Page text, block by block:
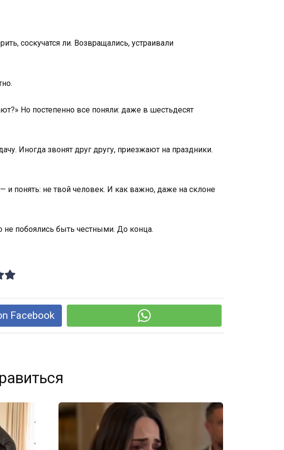
соскучатся ли. Возвращались, устраивали
Но постепенно все поняли: даже в шестьдесят
Иногда звонят друг другу, приезжают на праздники.
понять: не твой человек. И как важно, даже на склоне
побоялись быть честными. До конца.
Facebook